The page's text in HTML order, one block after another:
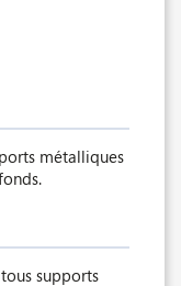
métalliques
supports